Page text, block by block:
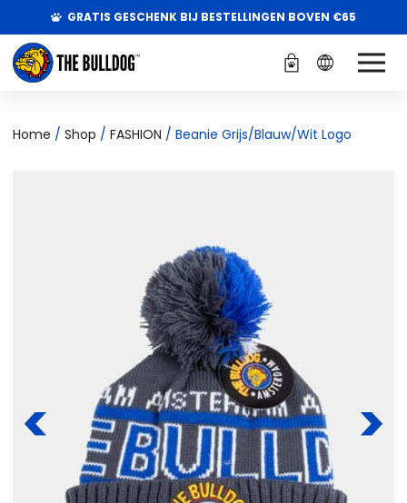
GRATIS GESCHENK BIJ BESTELLINGEN BOVEN €65
Home / Shop / FASHION / Beanie Grijs/Blauw/Wit Logo